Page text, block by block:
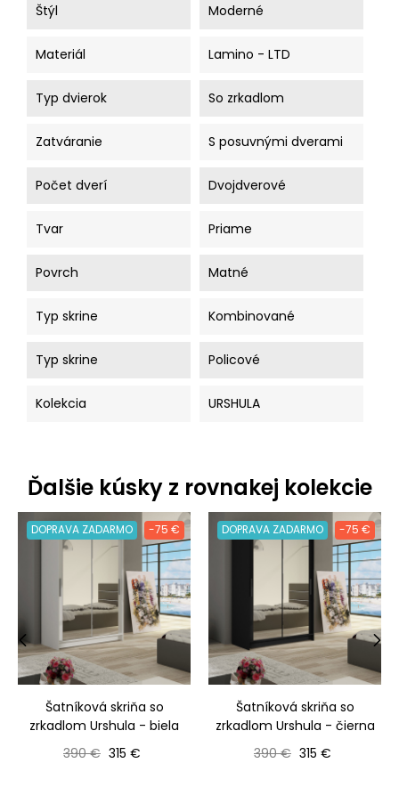
Štýl Moderné
Materiál Lamino - LTD
Typ dvierok So zrkadlom
Zatváranie S posuvnými dverami
Počet dverí Dvojdverové
Tvar Priame
Povrch Matné
Typ skrine Kombinované
Typ skrine Policové
Kolekcia URSHULA
Ďalšie kúsky z rovnakej kolekcie
DOPRAVA ZADARMO -75 €
Šatníková skriňa so
zrkadlom Urshula - biela
Bežná cena
390 € Cena
315 €
DOPRAVA ZADARMO -75 €
Šatníková skriňa so
zrkadlom Urshula - čierna
Bežná cena
390 € Cena
315 €
‹ ›